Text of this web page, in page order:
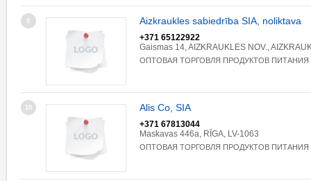
9 Aizkraukles sabiedrība SIA, noliktava
+371 65122922
Gaismas 14, AIZKRAUKLES NOV.,
ОПТОВАЯ ТОРГОВЛЯ ПРОДУКТОВ ПИТАНИЯ
10 Alis Co, SIA
+371 67813044
Maskavas 446a, RĪGA, LV-1063
ОПТОВАЯ ТОРГОВЛЯ ПРОДУКТОВ ПИТАНИЯ